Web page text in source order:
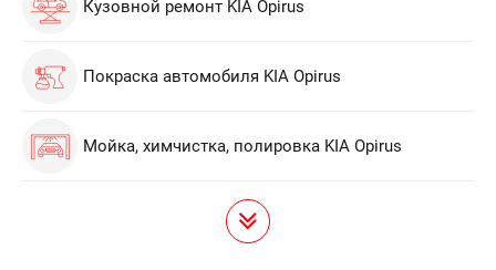
Кузовной ремонт KIA Opirus
Покраска автомобиля KIA Opirus
Мойка, химчистка, полировка KIA Opirus